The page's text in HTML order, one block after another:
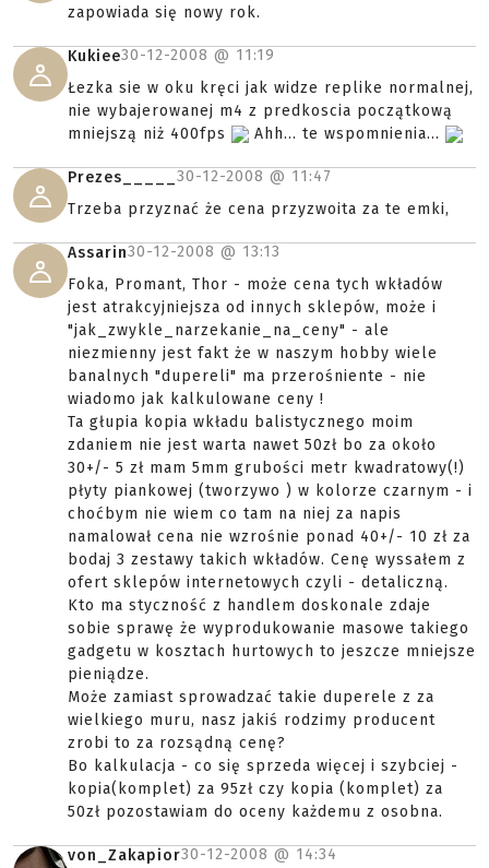
zapowiada się nowy rok.
Kukiee30-12-2008 @ 11:19
Łezka sie w oku kręci jak widze replike normalnej,
nie wybajerowanej m4 z predkoscia początkową
mniejszą niż 400fps
Ahh... te wspomnienia...
Prezes_____ 30-12-2008 @ 11:47
Trzeba przyznać że cena przyzwoita za te emki,
Assarin30-12-2008 @ 13:13
Foka, Promant, Thor - może cena tych wkładów
jest atrakcyjniejsza od innych sklepów, może i
"jak_zwykle_narzekanie_na_ceny" - ale
niezmienny jest fakt że w naszym hobby wiele
banalnych "dupereli" ma przerośniente - nie
wiadomo jak kalkulowane ceny !
Ta głupia kopia wkładu balistycznego moim
zdaniem nie jest warta nawet 50zł bo za około
30+/- 5 zł mam 5mm grubości metr kwadratowy(!)
płyty piankowej (tworzywo ) w kolorze czarnym - i
choćbym nie wiem co tam na niej za napis
namalował cena nie wzrośnie ponad 40+/- 10 zł za
bodaj 3 zestawy takich wkładów. Cenę wyssałem z
ofert sklepów internetowych czyli - detaliczną.
Kto ma styczność z handlem doskonale zdaje
sobie sprawę że wyprodukowanie masowe takiego
gadgetu w kosztach hurtowych to jeszcze mniejsze
pieniądze.
Może zamiast sprowadzać takie duperele z za
wielkiego muru, nasz jakiś rodzimy producent
zrobi to za rozsądną cenę?
Bo kalkulacja - co się sprzeda więcej i szybciej -
kopia(komplet) za 95zł czy kopia (komplet) za
50zł pozostawiam do oceny każdemu z osobna.
von_Zakapior30-12-2008 @ 14:34